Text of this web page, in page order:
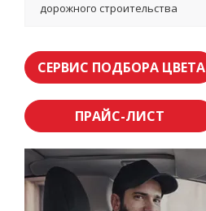
дорожного строительства
СЕРВИС ПОДБОРА ЦВЕТА
ПРАЙС-ЛИСТ